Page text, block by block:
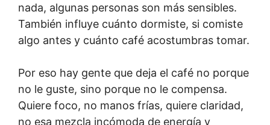
nada, algunas personas son más sensibles.
También influye cuánto dormiste, si comiste
algo antes y cuánto café acostumbras tomar.
Por eso hay gente que deja el café no porque
no le guste, sino porque no le compensa.
Quiere foco, no manos frías, quiere claridad,
no esa mezcla incómoda de energía y